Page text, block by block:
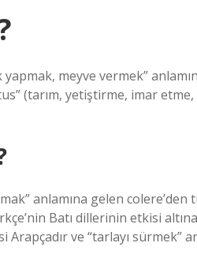
meyve vermek”
(tarım, yetiştirme, imar
anlamına gelen
Batı dillerinin etkisi
ve “tarlayı sürmek”